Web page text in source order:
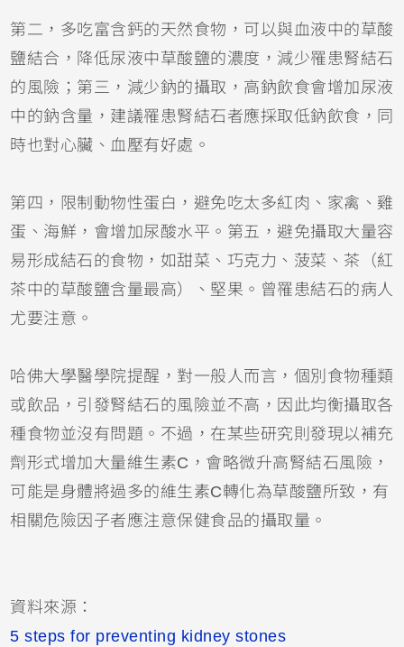
第二，多吃富含鈣的天然食物，可以與血液中的草酸
鹽結合，降低尿液中草酸鹽的濃度，減少罹患腎結石
的風險；第三，減少鈉的攝取，高鈉飲食會增加尿液
中的鈉含量，建議罹患腎結石者應採取低鈉飲食，同
時也對心臟、血壓有好處。
第四，限制動物性蛋白，避免吃太多紅肉、家禽、雞
蛋、海鮮，會增加尿酸水平。第五，避免攝取大量容
易形成結石的食物，如甜菜、巧克力、菠菜、茶（紅
茶中的草酸鹽含量最高）、堅果。曾罹患結石的病人
尤要注意。
哈佛大學醫學院提醒，對一般人而言，個別食物種類
或飲品，引發腎結石的風險並不高，因此均衡攝取各
種食物並沒有問題。不過，在某些研究則發現以補充
劑形式增加大量維生素C，會略微升高腎結石風險，
可能是身體將過多的維生素C轉化為草酸鹽所致，有
相關危險因子者應注意保健食品的攝取量。
資料來源：
5 steps for preventing kidney stones